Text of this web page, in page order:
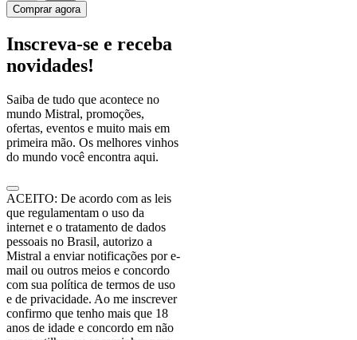
Comprar agora
Inscreva-se e receba
novidades!
Saiba de tudo que acontece no
mundo Mistral, promoções,
ofertas, eventos e muito mais em
primeira mão. Os melhores vinhos
do mundo você encontra aqui.
ACEITO: De acordo com as leis
que regulamentam o uso da
internet e o tratamento de dados
pessoais no Brasil, autorizo a
Mistral a enviar notificações por e-
mail ou outros meios e concordo
com sua política de termos de uso
e de privacidade. Ao me inscrever
confirmo que tenho mais que 18
anos de idade e concordo em não